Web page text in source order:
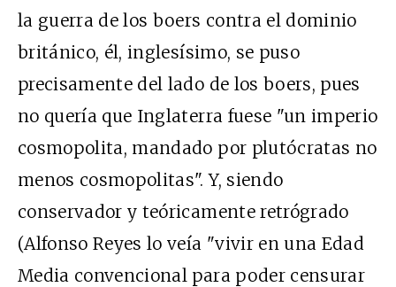
la guerra de los boers contra el dominio
británico, él, inglesísimo, se puso
precisamente del lado de los boers, pues
no quería que Inglaterra fuese "un imperio
cosmopolita, mandado por plutócratas no
menos cosmopolitas". Y, siendo
conservador y teóricamente retrógrado
(Alfonso Reyes lo veía "vivir en una Edad
Media convencional para poder censurar